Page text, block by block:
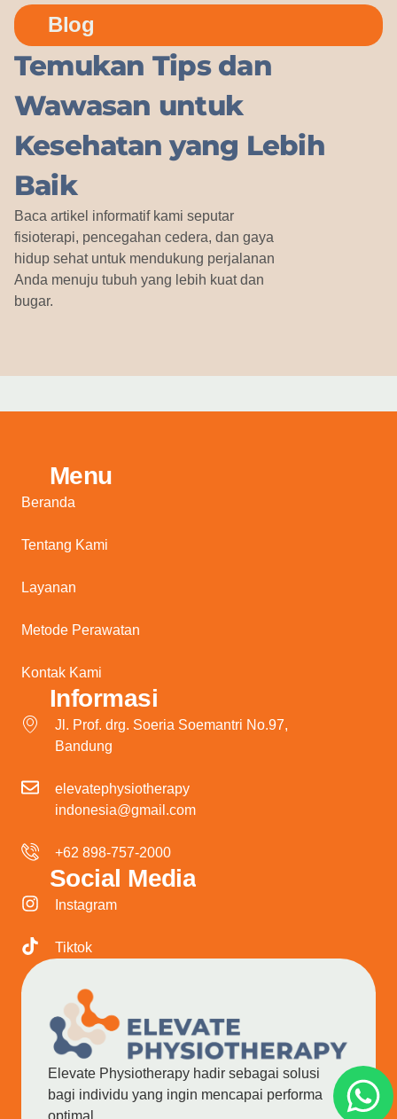
Blog
Temukan Tips dan
Wawasan untuk
Kesehatan yang Lebih
Baik
Baca artikel informatif kami seputar
fisioterapi, pencegahan cedera, dan gaya
hidup sehat untuk mendukung perjalanan
Anda menuju tubuh yang lebih kuat dan
bugar.
Menu
Beranda
Tentang Kami
Layanan
Metode Perawatan
Kontak Kami
Informasi
Jl. Prof. drg. Soeria Soemantri No.97,
Bandung
elevatephysiotherapy
indonesia@gmail.com
+62 898-757-2000
Social Media
Instagram
Tiktok
Elevate Physiotherapy hadir sebagai solusi
bagi individu yang ingin mencapai performa